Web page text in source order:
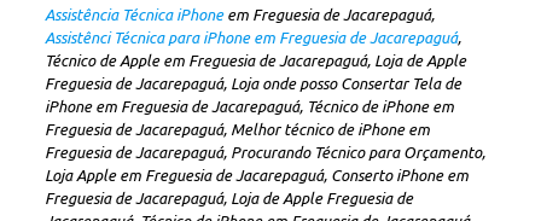
Assistência Técnica iPhoneem Freguesia de Jacarepaguá,
Assistênci Técnica para iPhone em Freguesia de Jacarepaguá,
Técnico de Apple em Freguesia de Jacarepaguá, Loja de Apple
Freguesia de Jacarepaguá, Loja onde posso Consertar Tela de
iPhone em Freguesia de Jacarepaguá, Técnico de iPhone em
Freguesia de Jacarepaguá, Melhor técnico de iPhone em
Freguesia de Jacarepaguá, Procurando Técnico para Orçamento,
Loja Apple em Freguesia de Jacarepaguá, Conserto iPhone em
Freguesia de Jacarepaguá, Loja de Apple Freguesia de